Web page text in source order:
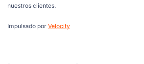
nuestros clientes.
Impulsado por Velocity